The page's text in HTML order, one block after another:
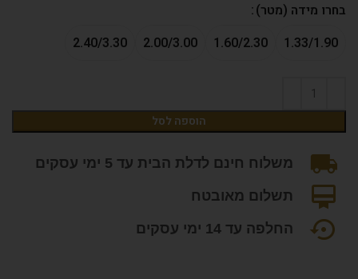
בחרו מידה (מטר)
1.33/1.90
1.60/2.30
2.00/3.00
2.40/3.30
הוספה לסל
משלוח חינם לדלת הבית עד 5 ימי עסקים
תשלום מאובטח
החלפה עד 14 ימי עסקים